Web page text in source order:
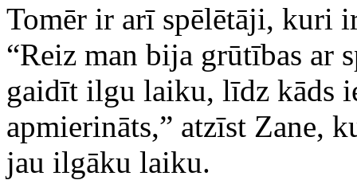
Tomēr ir arī spēlētāji, kuri
“Reiz man bija grūtības ar
gaidīt ilgu laiku, līdz kāds
apmierināts,” atzīst Zane,
jau ilgāku laiku.